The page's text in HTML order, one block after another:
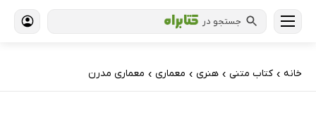
جستجو در
خانه › کتاب‌ متنی › هنری › معماری › معماری مدرن